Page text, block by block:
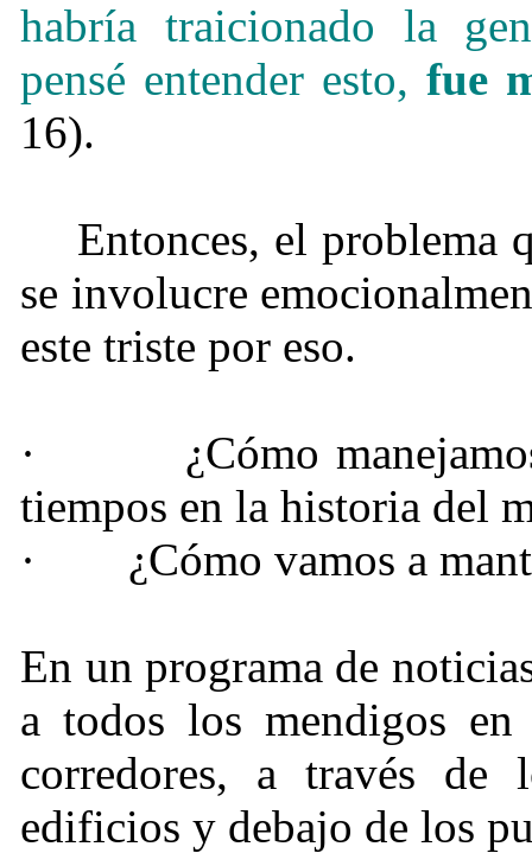
habría traicionado la
pensé entender esto,fue
16).
Entonces, el problema
se involucre
este triste por eso.
·
¿Cómo
tiempos en la historia del
·
¿Cómo vamos a
En un programa de
a todos los mendigos
corredores, a través de
edificios y debajo de los